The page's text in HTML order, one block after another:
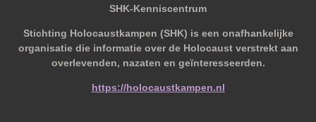
SHK-Kenniscentrum
Stichting Holocaustkampen (SHK) is een onafhankelijke
organisatie die informatie over de Holocaust verstrekt aan
overlevenden, nazaten en geïnteresseerden.
https://holocaustkampen.nl